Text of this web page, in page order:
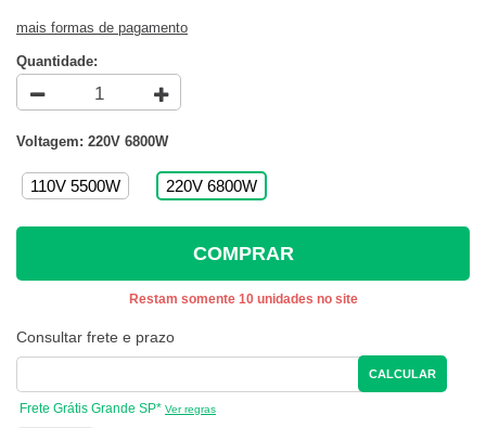
mais formas de pagamento
Quantidade:
Voltagem: 220V 6800W
110V 5500W 220V 6800W
COMPRAR
Restam somente 10 unidades no site
Consultar frete e prazo
CALCULAR
Frete Grátis Grande SP* Ver regras